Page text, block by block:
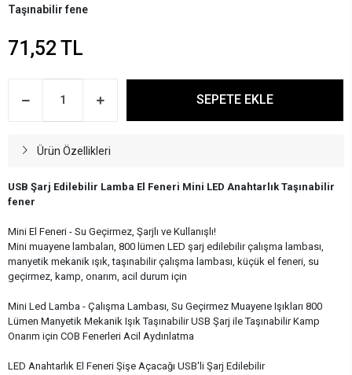
Taşınabilir fene
71,52 TL
SEPETE EKLE
Ürün Özellikleri
USB Şarj Edilebilir Lamba El Feneri Mini LED Anahtarlık Taşınabilir
fener
Mini El Feneri - Su Geçirmez, Şarjlı ve Kullanışlı!
Mini muayene lambaları, 800 lümen LED şarj edilebilir çalışma lambası,
manyetik mekanik ışık, taşınabilir çalışma lambası, küçük el feneri, su
geçirmez, kamp, onarım, acil durum için
Mini Led Lamba - Çalışma Lambası, Su Geçirmez Muayene Işıkları 800
Lümen Manyetik Mekanik Işık Taşınabilir USB Şarj ile Taşınabilir Kamp
Onarım için COB Fenerleri Acil Aydınlatma
LED Anahtarlık El Feneri Şişe Açacağı USB'li Şarj Edilebilir